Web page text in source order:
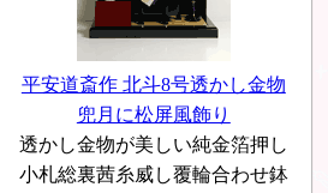
平安道斎作 北斗8号透かし金物
兜月に松屏風飾り
透かし金物が美しい純金箔押し
小札総裏茜糸威し覆輪合わせ鉢